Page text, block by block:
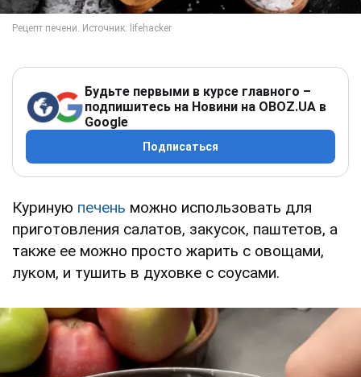
Будьте первыми в курсе главного –
подпишитесь на Новини на OBOZ.UA в
Google
Подписаться
Куриную печень можно использовать для
приготовления салатов, закусок, паштетов, а
также ее можно просто жарить с овощами,
луком, и тушить в духовке с соусами.